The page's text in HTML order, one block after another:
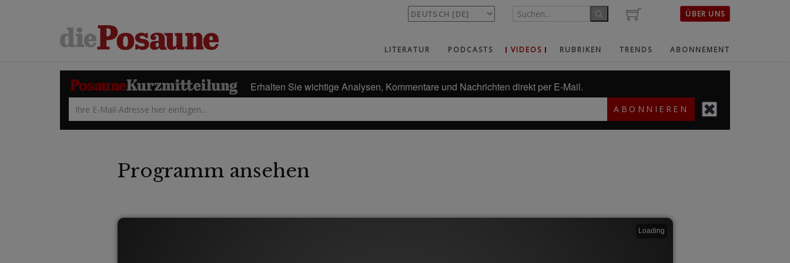
ÜBER UNS
LITERATUR PODCASTS VIDEOS RUBRIKEN TRENDS ABONNEMENT
Erhalten Sie wichtige Analysen, Kommentare und Nachrichten direkt per E-Mail.
ABONNIEREN
Programm ansehen
Loading